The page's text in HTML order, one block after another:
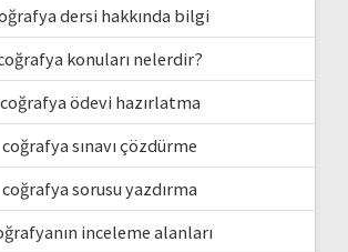
dersi hakkında bilgi
konuları nelerdir?
coğrafya ödevi hazırlatma
coğrafya sınavı çözdürme
coğrafya sorusu yazdırma
inceleme alanları